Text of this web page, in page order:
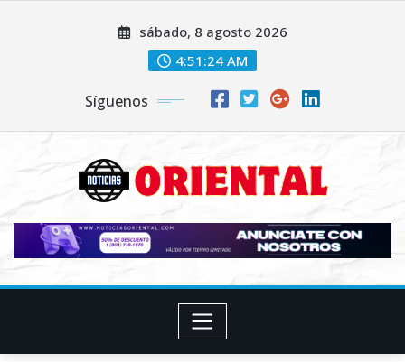
sábado, 8 agosto 2026
4:51:25 AM
Síguenos